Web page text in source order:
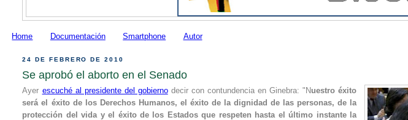
Home Documentación Smartphone Autor
24 DE FEBRERO DE 2010
Se aprobó el aborto en el Senado
Ayer escuché al presidente del gobiernodecir con contundencia en Ginebra: "Nuestro éxito
será el éxito de los Derechos Humanos, el éxito de la dignidad de las personas, de la
protección del vida y el éxito de los Estados que respeten hasta el último instante la